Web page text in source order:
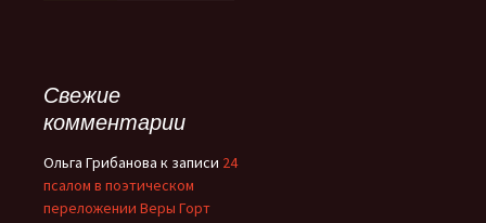
Свежие
комментарии
Ольга Грибанова к записи 24
псалом в поэтическом
переложении Веры Горт